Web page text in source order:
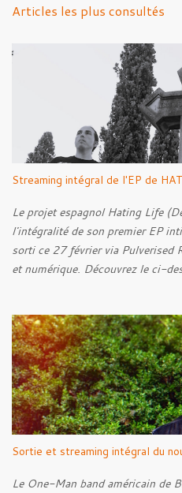
Articles les plus consultés
Streaming intégral de l'EP de
Le projet espagnol Hating Life
l'intégralité de son premier EP
sorti ce 27 février via Pulverised
et numérique. Découvrez le ci-
Rebellion Against The Vile 05.
Sense Of Fear
Sortie et streaming intégral du
Le One-Man band américain de